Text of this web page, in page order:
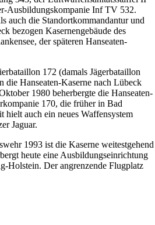
Ausbildungskompanie Inf TV 532.
auch die Standortkommandantur und
bezogen Kasernengebäude des
der späteren Hanseaten-
172 (damals Jägerbataillon
die Hanseaten-Kaserne nach Lübeck
1980 beherbergte die Hanseaten-
170, die früher in Bad
hielt auch ein neues Waffensystem
Jaguar.
1993 ist die Kaserne weitestgehend
heute eine Ausbildungseinrichtung
Holstein. Der angrenzende Flugplatz